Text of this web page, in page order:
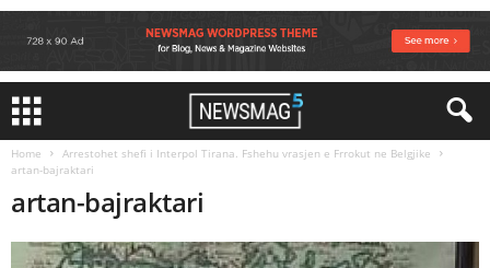
Home
Arrestohet shefi i Interpol Tirana. Fshehu vrasjen e Frrokut ne Belgjike
artan-bajraktari
artan-bajraktari